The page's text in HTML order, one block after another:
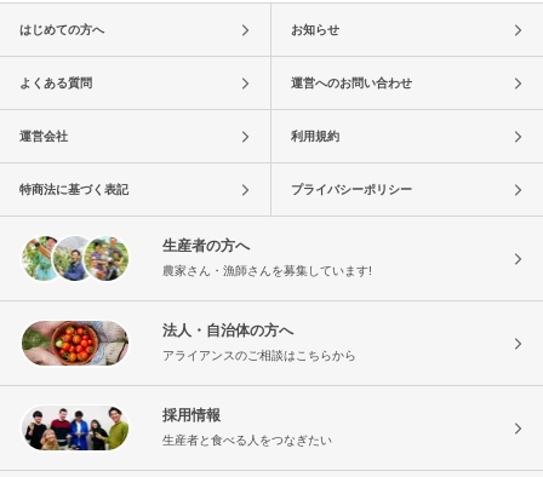
はじめての方へ お知らせ
よくある質問 運営へのお問い合わせ
運営会社 利用規約
特商法に基づく表記 プライバシーポリシー
生産者の方へ
農家さん・漁師さんを募集しています!
法人・自治体の方へ
アライアンスのご相談はこちらから
採用情報
生産者と食べる人をつなぎたい